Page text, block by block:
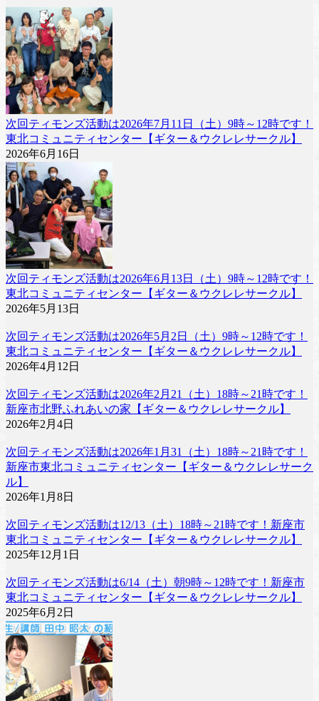
次回ティモンズ活動は2026年7月11日（土）9時～12時です！
東北コミュニティセンター【ギター＆ウクレレサークル】
2026年6月16日
次回ティモンズ活動は2026年6月13日（土）9時～12時です！
東北コミュニティセンター【ギター＆ウクレレサークル】
2026年5月13日
次回ティモンズ活動は2026年5月2日（土）9時～12時です！
東北コミュニティセンター【ギター＆ウクレレサークル】
2026年4月12日
次回ティモンズ活動は2026年2月21（土）18時～21時です！
新座市北野ふれあいの家【ギター＆ウクレレサークル】
2026年2月4日
次回ティモンズ活動は2026年1月31（土）18時～21時です！
新座市東北コミュニティセンター【ギター＆ウクレレサーク
ル】
2026年1月8日
次回ティモンズ活動は12/13（土）18時～21時です！新座市
東北コミュニティセンター【ギター＆ウクレレサークル】
2025年12月1日
次回ティモンズ活動は6/14（土）朝9時～12時です！新座市
東北コミュニティセンター【ギター＆ウクレレサークル】
2025年6月2日